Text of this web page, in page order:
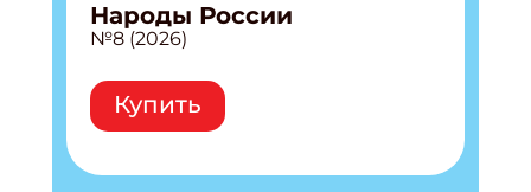
Народы России
№8 (2026)
Купить